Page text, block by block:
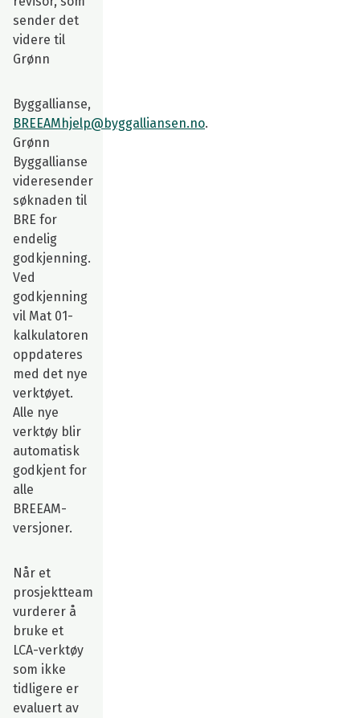
sender det
videre til
Grønn
Byggallianse,
BREEAMhjelp@byggalliansen.no.
Grønn
Byggallianse
videresender
søknaden til
BRE for
endelig
godkjenning.
Ved
godkjenning
vil Mat 01-
kalkulatoren
oppdateres
med det nye
verktøyet.
Alle nye
verktøy blir
automatisk
godkjent for
alle
BREEAM-
versjoner.
Når et
prosjektteam
vurderer å
bruke et
LCA-verktøy
som ikke
tidligere er
evaluert av